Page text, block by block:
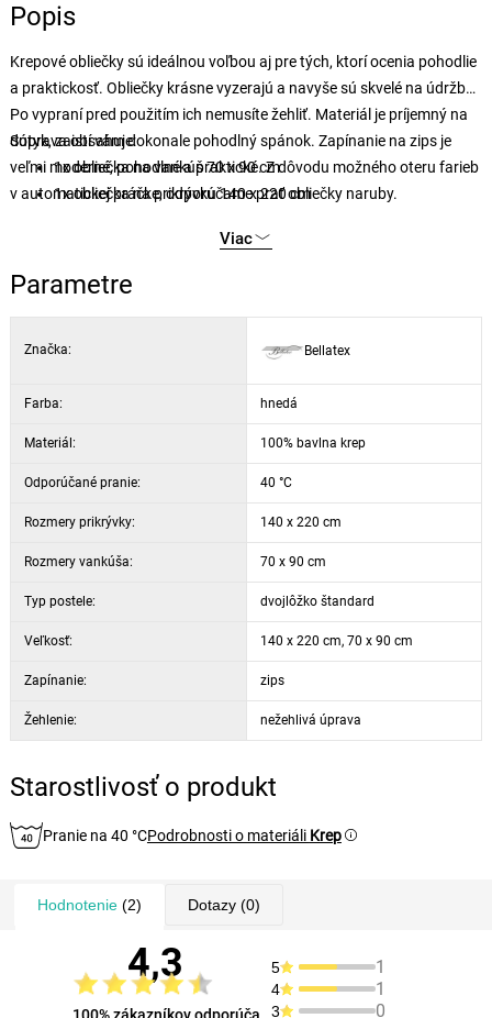
Popis
Krepové obliečky sú ideálnou voľbou aj pre tých, ktorí ocenia pohodlie
a praktickosť. Obliečky krásne vyzerajú a navyše sú skvelé na údržbu.
Po vypraní pred použitím ich nemusíte žehliť. Materiál je príjemný na
dotyk, zaistí vám dokonale pohodlný spánok. Zapínanie na zips je
veľmi moderné, pohodlné a praktické. Z dôvodu možného oteru farieb
v automatickej práčke, odporúčame prať obliečky naruby.
Súprava obsahuje:
1x obliečka na vankúš 70 x 90 cm
1x obliečka na prikrývku 140 x 220 cm
Viac
Parametre
Značka: Bellatex
Farba: hnedá
Materiál: 100% bavlna krep
Odporúčané pranie: 40 °C
Rozmery prikrývky: 140 x 220 cm
Rozmery vankúša: 70 x 90 cm
Typ postele: dvojlôžko štandard
Veľkosť: 140 x 220 cm, 70 x 90 cm
Zapínanie: zips
Žehlenie: nežehlivá úprava
Starostlivosť o produkt
Pranie na 40 °CPodrobnosti o materiáli Krep
Hodnotenie(2) Dotazy(0)
4,3 5 1
4 1
3 0